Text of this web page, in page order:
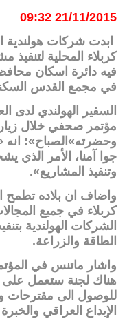
21/11/2015 09:32
ابدت شركات هولندية
كربلاء المحلية
فيه دائرة اسكان
في مجمع القدس السكني الى
السفير الهولندي لدى
مؤتمر صحفي خلال
وحضرته»الصباح»: انه
جوا آمنا، الأمر الذي
وتنفيذ المشاريع».
واضاف ان بلاده تطمح
كربلاء في جميع
الشركات الهولندية
الطاقة والزراعة.
واشار ماتنس في
هناك لجنة ستعمل على
للوصول الى مقترحات
الإبداع العراقي